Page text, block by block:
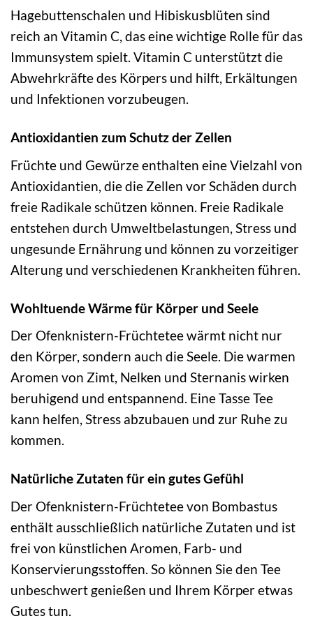
Hagebuttenschalen und Hibiskusblüten sind
reich an Vitamin C, das eine wichtige Rolle für das
Immunsystem spielt. Vitamin C unterstützt die
Abwehrkräfte des Körpers und hilft, Erkältungen
und Infektionen vorzubeugen.
Antioxidantien zum Schutz der Zellen
Früchte und Gewürze enthalten eine Vielzahl von
Antioxidantien, die die Zellen vor Schäden durch
freie Radikale schützen können. Freie Radikale
entstehen durch Umweltbelastungen, Stress und
ungesunde Ernährung und können zu vorzeitiger
Alterung und verschiedenen Krankheiten führen.
Wohltuende Wärme für Körper und Seele
Der Ofenknistern-Früchtetee wärmt nicht nur
den Körper, sondern auch die Seele. Die warmen
Aromen von Zimt, Nelken und Sternanis wirken
beruhigend und entspannend. Eine Tasse Tee
kann helfen, Stress abzubauen und zur Ruhe zu
kommen.
Natürliche Zutaten für ein gutes Gefühl
Der Ofenknistern-Früchtetee von Bombastus
enthält ausschließlich natürliche Zutaten und ist
frei von künstlichen Aromen, Farb- und
Konservierungsstoffen. So können Sie den Tee
unbeschwert genießen und Ihrem Körper etwas
Gutes tun.